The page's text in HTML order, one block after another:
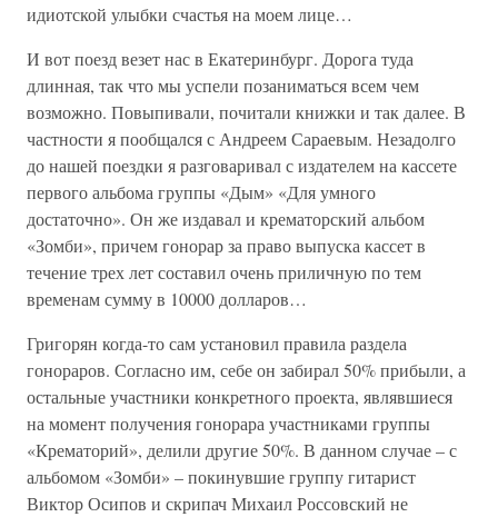
идиотской улыбки счастья на моем лице…
И вот поезд везет нас в Екатеринбург. Дорога туда
длинная, так что мы успели позаниматься всем чем
возможно. Повыпивали, почитали книжки и так далее. В
частности я пообщался с Андреем Сараевым. Незадолго
до нашей поездки я разговаривал с издателем на кассете
первого альбома группы «Дым» «Для умного
достаточно». Он же издавал и крематорский альбом
«Зомби», причем гонорар за право выпуска кассет в
течение трех лет составил очень приличную по тем
временам сумму в 10000 долларов…
Григорян когда-то сам установил правила раздела
гонораров. Согласно им, себе он забирал 50% прибыли, а
остальные участники конкретного проекта, являвшиеся
на момент получения гонорара участниками группы
«Крематорий», делили другие 50%. В данном случае – с
альбомом «Зомби» – покинувшие группу гитарист
Виктор Осипов и скрипач Михаил Россовский не